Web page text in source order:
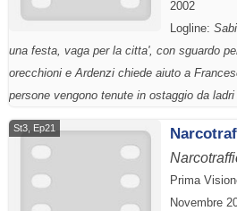
2002
Logline:
una festa, vaga per la citta', con sguardo
orecchioni e Ardenzi chiede aiuto a
persone vengono tenute in ostaggio da
St3, Ep21
Prima
Novembre